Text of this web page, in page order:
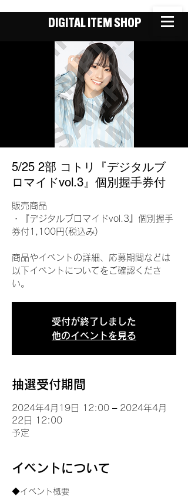
DIGITAL ITEM SHOP
5/25 2部 コトリ『デジタルブ
ロマイドvol.3』個別握手券付
販売商品
・『デジタルブロマイドvol.3』個別握手
券付1,100円(税込み)
商品やイベントの詳細、応募期間などは
以下イベントについてをご確認くださ
い。
受付が終了しました
他のイベントを見る
抽選受付期間
2024年4月19日 12:00 – 2024年4月
22日 12:00
予定
イベントについて
◆イベント概要